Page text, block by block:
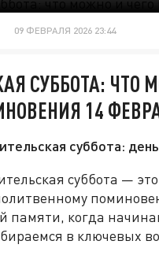
09 ФЕВРАЛЯ 2026 23:44
СУББОТА: ЧТО
14
суббота:
суббота —
памяти, когда
в ключевых